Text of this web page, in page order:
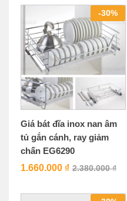
-30%
Giá bát đĩa inox nan âm
tủ gắn cánh, ray giảm
chấn EG6290
1.660.000 ₫ 2.380.000₫